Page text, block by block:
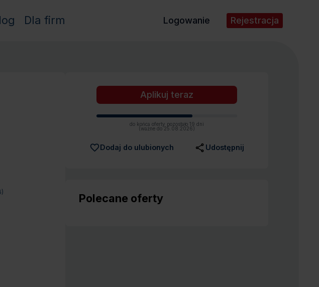
Dla firm Logowanie Rejestracja
)
do końca oferty pozostało 19 dni
(ważne do 25.08.2026)
Dodaj do ulubionych Udostępnij
Polecane oferty